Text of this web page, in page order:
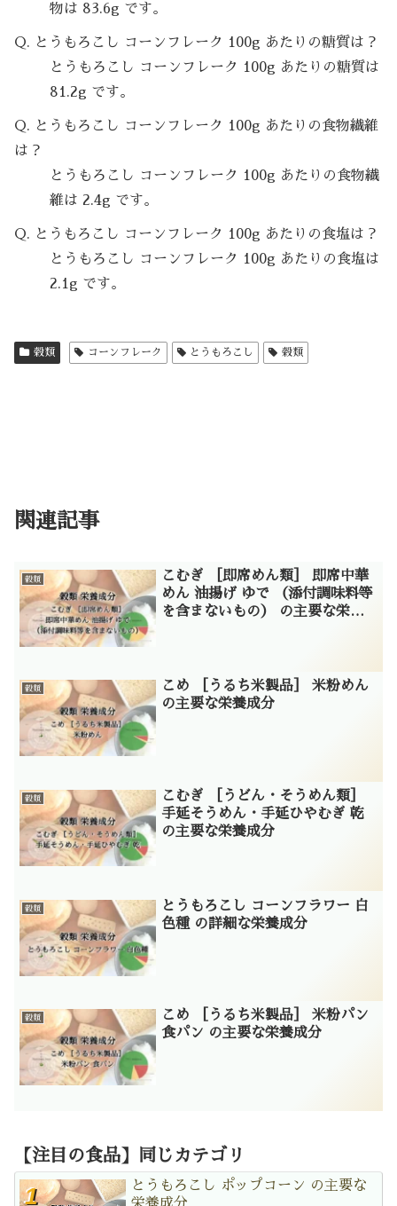
物は 83.6g です。
Q. とうもろこし コーンフレーク 100g あたりの糖質は？
とうもろこし コーンフレーク 100g あたりの糖質は
81.2g です。
Q. とうもろこし コーンフレーク 100g あたりの食物繊維
は？
とうもろこし コーンフレーク 100g あたりの食物繊
維は 2.4g です。
Q. とうもろこし コーンフレーク 100g あたりの食塩は？
とうもろこし コーンフレーク 100g あたりの食塩は
2.1g です。
穀類 コーンフレーク とうもろこし 穀類
関連記事
穀類
こむぎ ［即席めん類］ 即席中華
めん 油揚げ ゆで （添付調味料等
を含まないもの） の主要な栄養
穀類
こめ ［うるち米製品］ 米粉めん
の主要な栄養成分
穀類
こむぎ ［うどん・そうめん類］
手延そうめん・手延ひやむぎ 乾
の主要な栄養成分
穀類
とうもろこし コーンフラワー 白
色種 の詳細な栄養成分
穀類
こめ ［うるち米製品］ 米粉パン
食パン の主要な栄養成分
【注目の食品】同じカテゴリ
とうもろこし ポップコーン の主要な
栄養成分